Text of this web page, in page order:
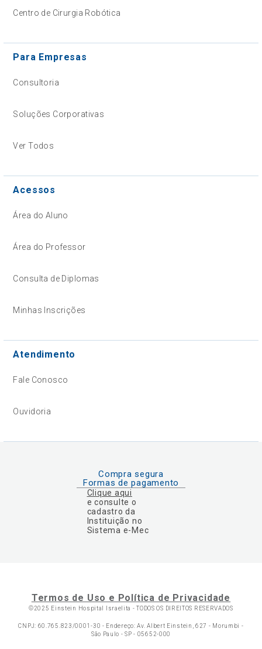
Centro de Cirurgia Robótica
Para Empresas
Consultoria
Soluções Corporativas
Ver Todos
Acessos
Área do Aluno
Área do Professor
Consulta de Diplomas
Minhas Inscrições
Atendimento
Fale Conosco
Ouvidoria
Compra segura
Formas de pagamento
Clique aqui
e consulte o
cadastro da
Instituição no
Sistema e-Mec
Termos de Uso e Política de Privacidade
©2025 Einstein Hospital Israelita -TODOS OS DIREITOS RESERVADOS
CNPJ: 60.765.823/0001-30 - Endereço: Av. Albert Einstein, 627 - Morumbi -
São Paulo - SP - 05652-000